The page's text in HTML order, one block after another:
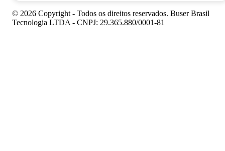
© 2026 Copyright - Todos os direitos reservados. Buser Brasil
Tecnologia LTDA - CNPJ: 29.365.880/0001-81